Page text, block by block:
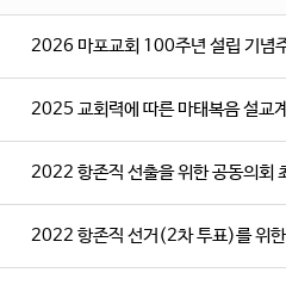
2026 마포교회 100주년 설립 기념
2025 교회력에 따른 마태복음 설교
2022 항존직 선출을 위한 공동의회
2022 항존직 선거(2차 투표)를 위